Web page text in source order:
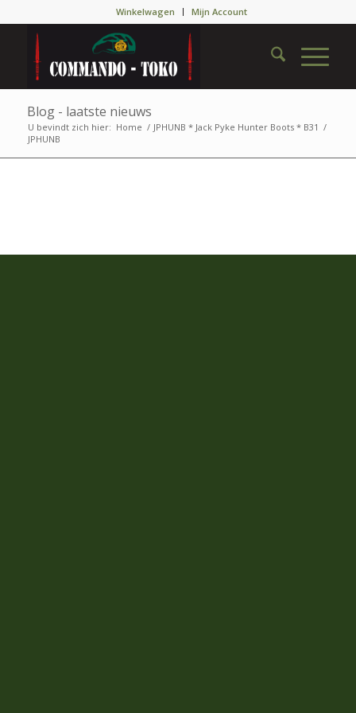
Winkelwagen Mijn Account
Blog - laatste nieuws
U bevindt zich hier: Home / JPHUNB * Jack Pyke Hunter Boots * B31 /
JPHUNB